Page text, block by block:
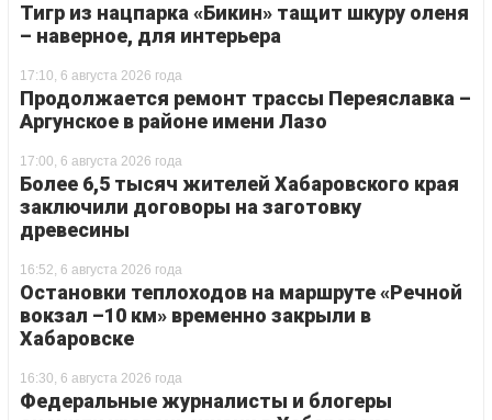
Тигр из нацпарка «Бикин» тащит шкуру оленя
– наверное, для интерьера
17:10, 6 августа 2026 года
Продолжается ремонт трассы Переяславка –
Аргунское в районе имени Лазо
17:00, 6 августа 2026 года
Более 6,5 тысяч жителей Хабаровского края
заключили договоры на заготовку
древесины
16:52, 6 августа 2026 года
Остановки теплоходов на маршруте «Речной
вокзал –10 км» временно закрыли в
Хабаровске
16:30, 6 августа 2026 года
Федеральные журналисты и блогеры